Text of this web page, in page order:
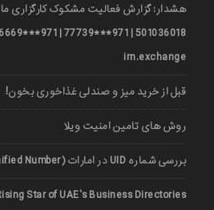
هشدار: گزارش فعالیت مشکوک کارگزاری
irn.exchange
قبل از خرید میز و صندلی غذاخوری بخون!
روش های تامین امنیت ویلا
بررسی شماره UID در امارات (UAE Unified Number)
Star of UAE’s Business Directories